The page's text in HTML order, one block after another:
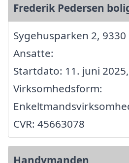
Frederik Pedersen
Sygehusparken 2,
Ansatte:
Startdato: 11. juni 2025,
Virksomhedsform:
CVR: 45663078
Handymanden